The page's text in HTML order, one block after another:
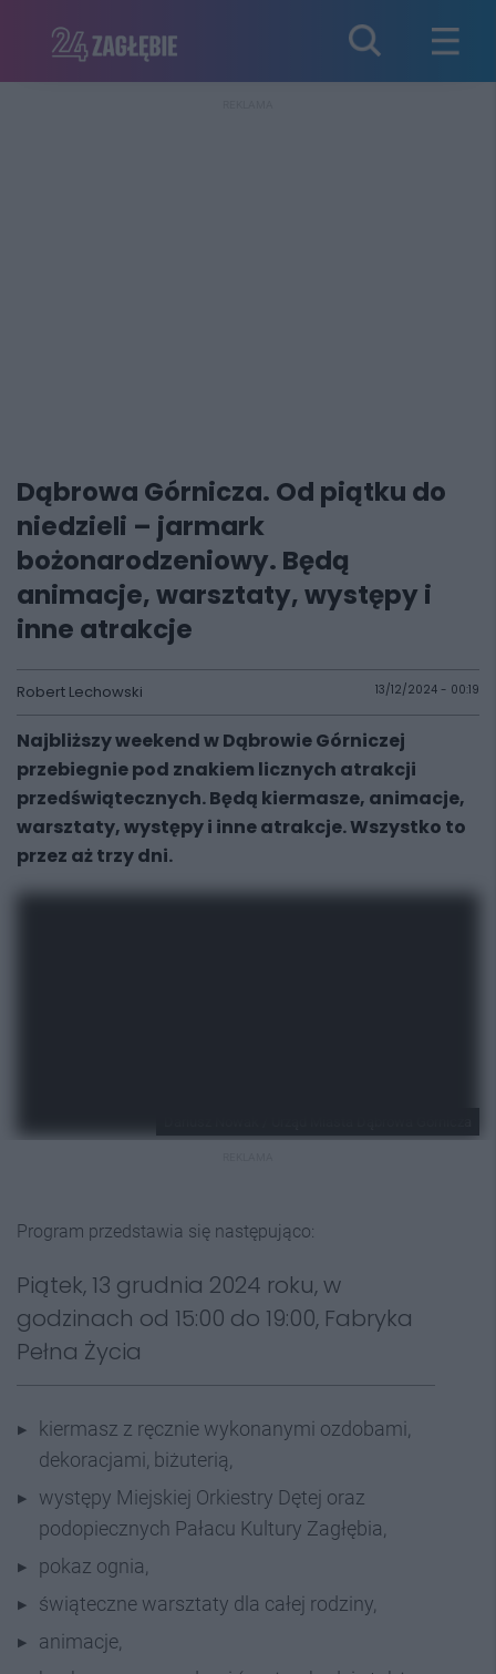
Dąbrowa Górnicza. Od piątku do
niedzieli – jarmark
bożonarodzeniowy. Będą
animacje, warsztaty, występy i
inne atrakcje
Robert Lechowski 13/12/2024 - 00:19
Najbliższy weekend w Dąbrowie Górniczej
przebiegnie pod znakiem licznych atrakcji
przedświątecznych. Będą kiermasze, animacje,
warsztaty, występy i inne atrakcje. Wszystko to
przez aż trzy dni.
Program przedstawia się następująco:
Piątek, 13 grudnia 2024 roku, w
godzinach od 15:00 do 19:00, Fabryka
Pełna Życia
kiermasz z ręcznie wykonanymi ozdobami,
dekoracjami, biżuterią,
występy Miejskiej Orkiestry Dętej oraz
podopiecznych Pałacu Kultury Zagłębia,
pokaz ognia,
świąteczne warsztaty dla całej rodziny,
animacje,